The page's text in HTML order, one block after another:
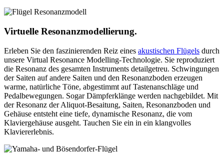
Virtuelle Resonanzmodellierung.
Erleben Sie den faszinierenden Reiz eines akustischen Flügels durch
unsere Virtual Resonance Modelling-Technologie. Sie reproduziert
die Resonanz des gesamten Instruments detailgetreu. Schwingungen
der Saiten auf andere Saiten und den Resonanzboden erzeugen
warme, natürliche Töne, abgestimmt auf Tastenanschläge und
Pedalbewegungen. Sogar Dämpferklänge werden nachgebildet. Mit
der Resonanz der Aliquot-Besaitung, Saiten, Resonanzboden und
Gehäuse entsteht eine tiefe, dynamische Resonanz, die vom
Klaviergehäuse ausgeht. Tauchen Sie ein in ein klangvolles
Klaviererlebnis.